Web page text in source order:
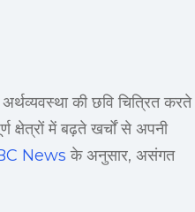
की छवि चित्रित करते
क्षेत्रों में बढ़ते खर्चों से अपनी
News के अनुसार, असंगत